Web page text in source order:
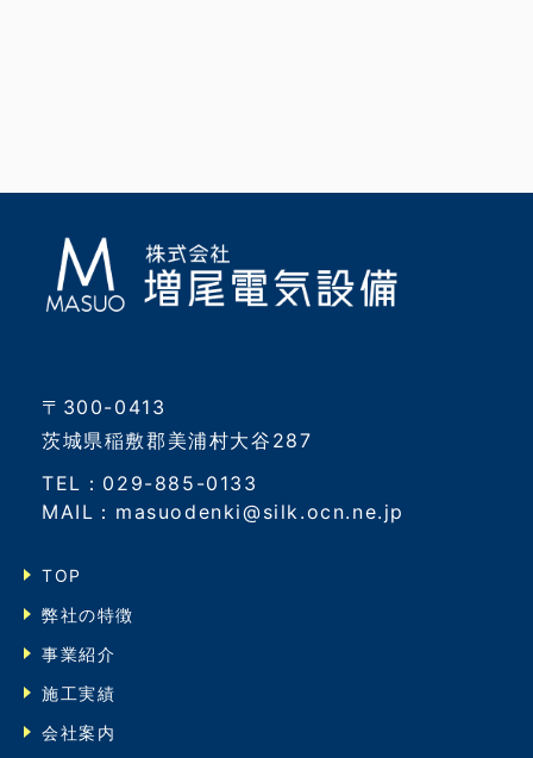
〒300-0413
茨城県稲敷郡美浦村大谷287
TEL：029-885-0133
MAIL：masuodenki@silk.ocn.ne.jp
TOP
弊社の特徴
事業紹介
施工実績
会社案内